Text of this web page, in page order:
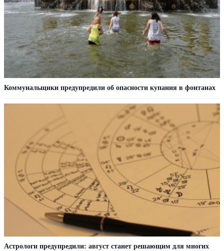
Коммунальщики предупредили об опасности купания в фонтанах
Астрологи предупредили: август станет решающим для многих